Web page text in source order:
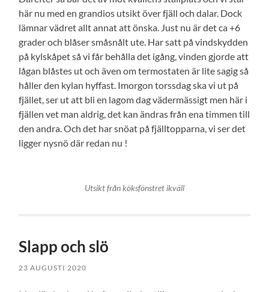
här nu med en grandios utsikt över fjäll och dalar. Dock
lämnar vädret allt annat att önska. Just nu är det ca +6
grader och blåser småsnålt ute. Har satt på vindskydden
på kylskåpet så vi får behålla det igång, vinden gjorde att
lågan blåstes ut och även om termostaten är lite sagig så
håller den kylan hyffast. Imorgon torssdag ska vi ut på
fjället, ser ut att bli en lagom dag vädermässigt men här i
fjällen vet man aldrig, det kan ändras från ena timmen till
den andra. Och det har snöat på fjälltopparna, vi ser det
ligger nysnö där redan nu !
Utsikt från köksfönstret ikväll
Slapp och slö
23 AUGUSTI 2020